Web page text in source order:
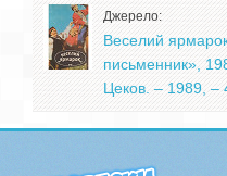
Джерело:
Веселий
письменник»,
Цеков. – 1989, –